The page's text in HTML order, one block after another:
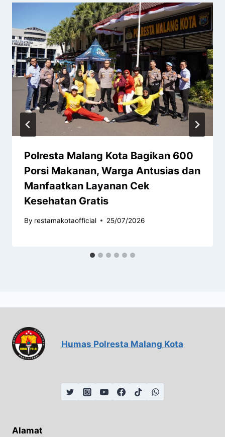
Polresta Malang Kota Bagikan 600
Porsi Makanan, Warga Antusias dan
Manfaatkan Layanan Cek
Kesehatan Gratis
By restamakotaofficial 25/07/2026
Humas Polresta Malang Kota
Alamat